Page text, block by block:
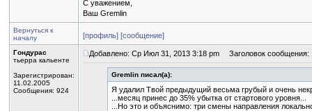
С уважением,
Ваш Gremlin
Вернуться к
началу
[профиль] [сообщение]
Гондурас
тьерра кальенте
Зарегистрирован:
11.02.2005
Сообщения: 924
Добавлено: Ср Июл 31, 2013 3:18 pm Заголовок сообщения:
Gremlin писал(а):
Я удалил Твой предыдущий весьма грубый и очень
...месяц принес до 35% убытка от стартового уровня...
...Но это и объяснимо: три смены направления